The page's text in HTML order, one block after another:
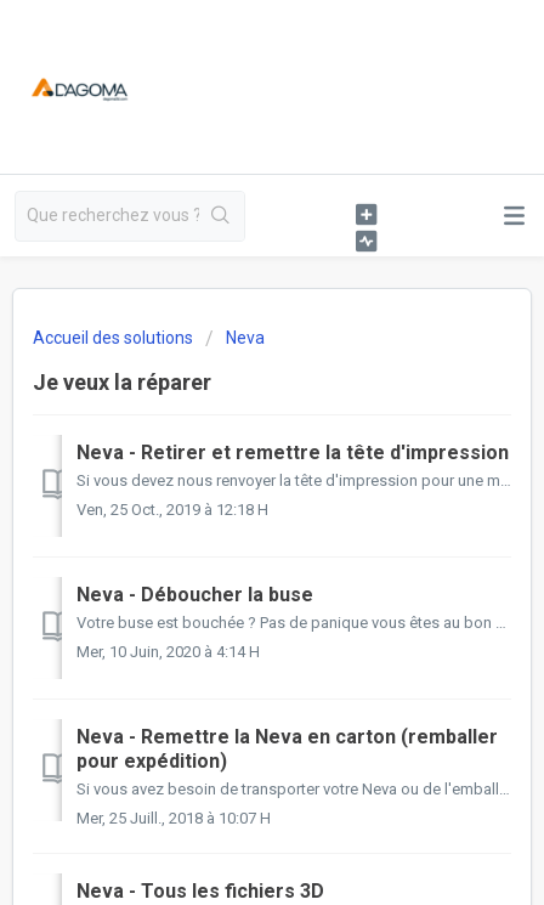
Accueil des solutions Neva
Je veux la réparer
Neva - Retirer et remettre la tête d'impression
Si vous devez nous renvoyer la tête d'impression pour une maintenance vous avez besoin de la retirer du corps de l'imprimante. Voici donc la mar...
Ven, 25 Oct., 2019 à 12:18 H
Neva - Déboucher la buse
Votre buse est bouchée ? Pas de panique vous êtes au bon endroit ! Connaissez-vous l'origine de votre bouchure ? C'est important de le savoir po...
Mer, 10 Juin, 2020 à 4:14 H
Neva - Remettre la Neva en carton (remballer
pour expédition)
Si vous avez besoin de transporter votre Neva ou de l'emballer pour une expédition, voici quelques instructions pour que son voyage se passe le mieux po...
Mer, 25 Juill., 2018 à 10:07 H
Neva - Tous les fichiers 3D